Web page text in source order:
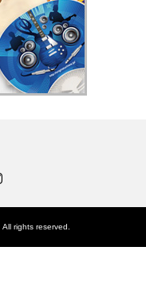
All rights reserved.